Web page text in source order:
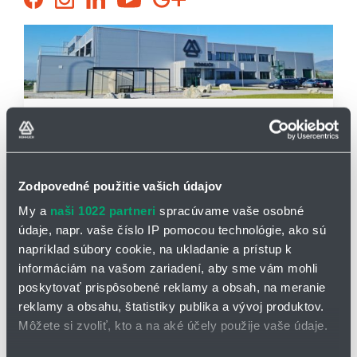
Zodpovedné použitie vašich údajov
My a naši 1022 partneri spracúvame vaše osobné
údaje, napr. vaše číslo IP pomocou technológie, ako sú
napríklad súbory cookie, na ukladanie a prístup k
informáciám na vašom zariadení, aby sme vám mohli
poskytovať prispôsobené reklamy a obsah, na meranie
reklamy a obsahu, štatistiky publika a vývoj produktov.
Môžete si zvoliť, kto a na aké účely použije vaše údaje.
Telefon +421 910 877 782
E-mail tesnenie@hennlich.sk